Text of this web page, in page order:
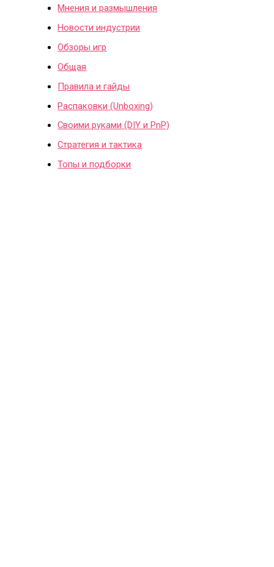
Мнения и размышления
Новости индустрии
Обзоры игр
Общая
Правила и гайды
Распаковки (Unboxing)
Своими руками (DIY и PnP)
Стратегия и тактика
Топы и подборки